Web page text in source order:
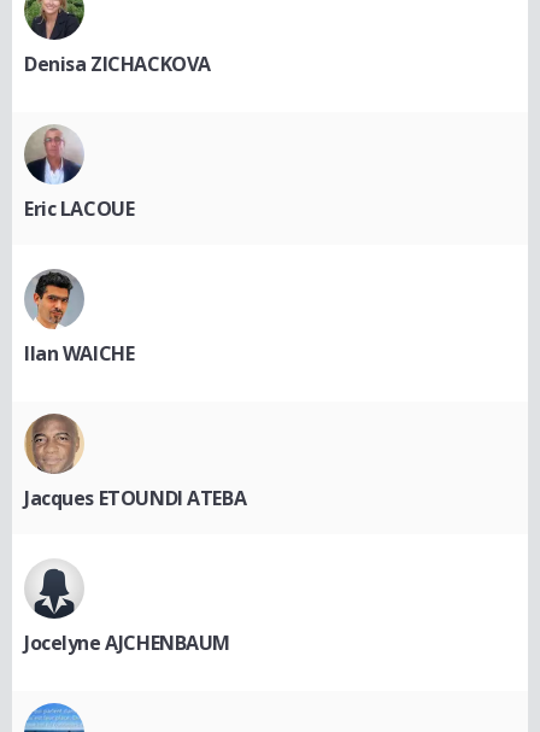
Denisa ZICHACKOVA
Eric LACOUE
Ilan WAICHE
Jacques ETOUNDI ATEBA
Jocelyne AJCHENBAUM